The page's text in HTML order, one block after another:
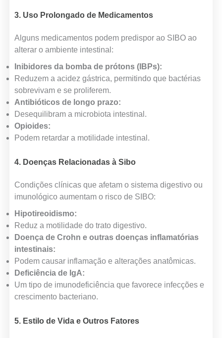
3. Uso Prolongado de Medicamentos
Alguns medicamentos podem predispor ao SIBO ao
alterar o ambiente intestinal:
Inibidores da bomba de prótons (IBPs):
Reduzem a acidez gástrica, permitindo que bactérias
sobrevivam e se proliferem.
Antibióticos de longo prazo:
Desequilibram a microbiota intestinal.
Opioides:
Podem retardar a motilidade intestinal.
4. Doenças Relacionadas à Sibo
Condições clínicas que afetam o sistema digestivo ou
imunológico aumentam o risco de SIBO:
Hipotireoidismo:
Reduz a motilidade do trato digestivo.
Doença de Crohn e outras doenças inflamatórias
intestinais:
Podem causar inflamação e alterações anatômicas.
Deficiência de IgA:
Um tipo de imunodeficiência que favorece infecções e
crescimento bacteriano.
5. Estilo de Vida e Outros Fatores